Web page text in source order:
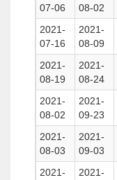
07-06
08-02
2021-
07-16
2021-
08-09
2021-
08-19
2021-
08-24
2021-
08-02
2021-
09-23
2021-
08-03
2021-
09-03
2021-
2021-